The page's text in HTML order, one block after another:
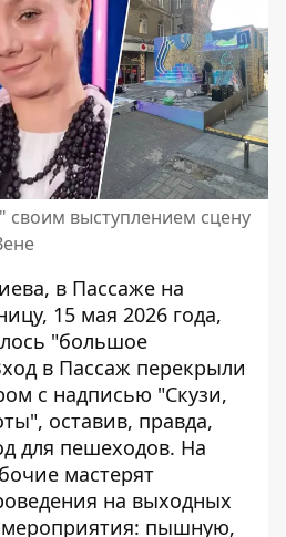
своим выступлением сцену
в Пассаже на
15 мая 2026 года,
"большое
в Пассаж перекрыли
с надписью "Скузи,
оставив, правда,
для пешеходов. На
мастерят
на выходных
мероприятия: пышную,